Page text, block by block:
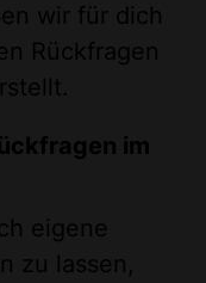
wir für dich
Rückfragen
im
eigene
zu lassen,